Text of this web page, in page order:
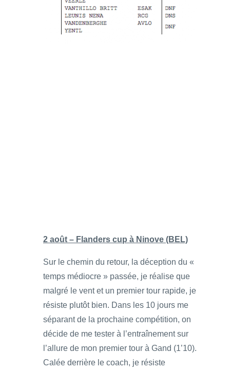
2 août – Flanders cup à Ninove (BEL)
Sur le chemin du retour, la déception du «
temps médiocre » passée, je réalise que
malgré le vent et un premier tour rapide, je
résiste plutôt bien. Dans les 10 jours me
séparant de la prochaine compétition, on
décide de me tester à l’entraînement sur
l’allure de mon premier tour à Gand (1’10).
Calée derrière le coach, je résiste